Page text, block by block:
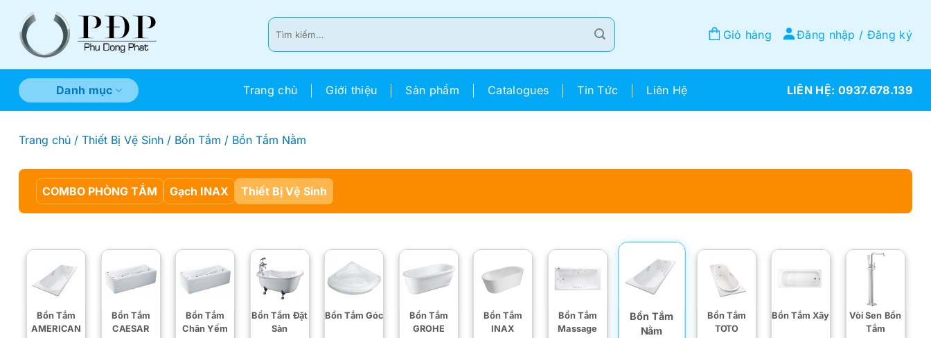
Tìm
kiếm:
Giỏ hàng Đăng nhập / Đăng ký
Danh mục Trang chủ Giới thiệu Sản phẩm Catalogues Tin Tức Liên Hệ 0937.678.139
Trang chủ / Thiết Bị Vệ Sinh / Bồn Tắm / Bồn Tắm Nằm
COMBO PHÒNG TẮM Gạch INAX Thiết Bị Vệ Sinh
Bồn Tắm
AMERICAN
Bồn Tắm
CAESAR
Bồn Tắm
Chân Yếm
Bồn Tắm Đặt
Sàn
Bồn Tắm Góc
Bồn Tắm
GROHE
Bồn Tắm
INAX
Bồn Tắm
Massage
Bồn Tắm
Nằm
Bồn Tắm
TOTO
Bồn Tắm Xây
Vòi Sen Bồn
Tắm